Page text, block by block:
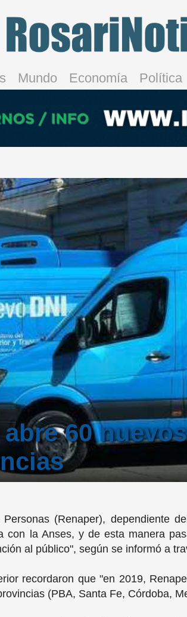
Mundo Economía Política
60
(Renaper), dependiente
con la Anses, y de esta manera
al público", según se informó a
recordaron que "en 2019,
(PBA, Santa Fe, Córdoba,